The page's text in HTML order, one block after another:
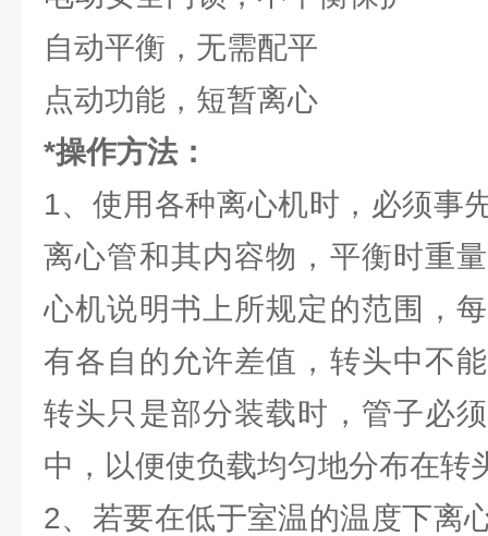
自动平衡，无需配平
点动功能，短暂离心
*操作方法：
1、使用各种离心机时，必须事
离心管和其内容物，平衡时重
心机说明书上所规定的范围，
有各自的允许差值，转头中不
转头只是部分装载时，管子必
中，以便使负载均匀地分布在转
2、若要在低于室温的温度下离